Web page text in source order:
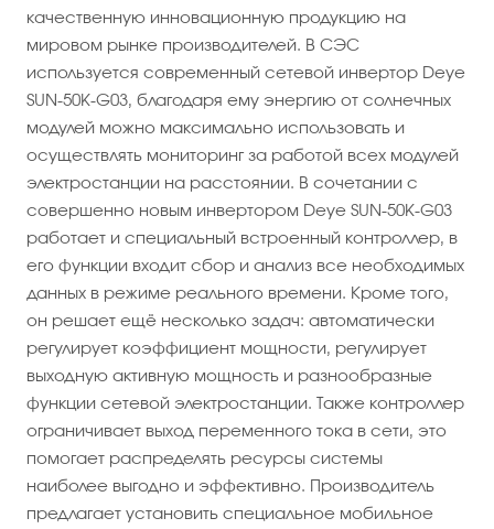
качественную инновационную продукцию на
мировом рынке производителей. В СЭС
используется современный сетевой инвертор Deye
SUN-50K-G03, благодаря ему энергию от солнечных
модулей можно максимально использовать и
осуществлять мониторинг за работой всех модулей
электростанции на расстоянии. В сочетании с
совершенно новым инвертором Deye SUN-50K-G03
работает и специальный встроенный контроллер, в
его функции входит сбор и анализ все необходимых
данных в режиме реального времени. Кроме того,
он решает ещё несколько задач: автоматически
регулирует коэффициент мощности, регулирует
выходную активную мощность и разнообразные
функции сетевой электростанции. Также контроллер
ограничивает выход переменного тока в сети, это
помогает распределять ресурсы системы
наиболее выгодно и эффективно. Производитель
предлагает установить специальное мобильное